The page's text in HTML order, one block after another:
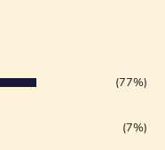
(77%)
(7%)